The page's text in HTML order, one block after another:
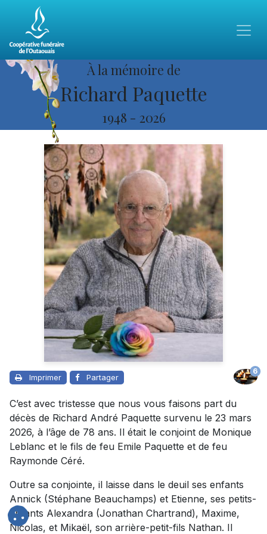
À la mémoire de
Richard Paquette
1948 - 2026
Imprimer Partager
6
C’est avec tristesse que nous vous faisons part du
décès de Richard André Paquette survenu le 23 mars
2026, à l’âge de 78 ans. Il était le conjoint de Monique
Leblanc et le fils de feu Emile Paquette et de feu
Raymonde Céré.
Outre sa conjointe, il laisse dans le deuil ses enfants
Annick (Stéphane Beauchamps) et Etienne, ses petits-
enfants Alexandra (Jonathan Chartrand), Maxime,
Nicolas, et Mikaël, son arrière-petit-fils Nathan. Il